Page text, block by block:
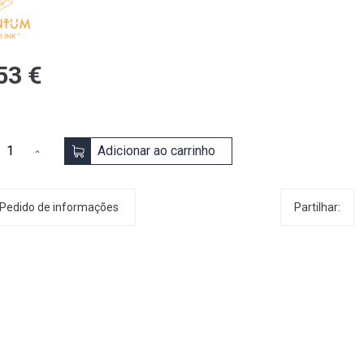
€
Adicionar ao carrinho
de informações Partilhar: